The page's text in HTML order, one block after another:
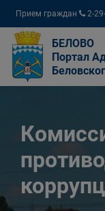
Прием граждан
2-29-
04
БЕЛОВО
Портал